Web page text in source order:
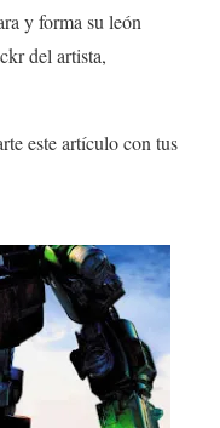
y forma su león
del artista,
este artículo con tus